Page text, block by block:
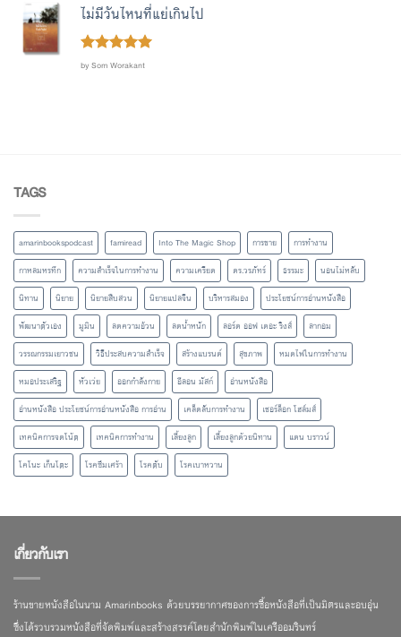
ไม่มีวันไหนที่แย่เกินไป
Rated5out
by Som Worakant
TAGS
amarinbookspodcast famiread Into The Magic Shop การขาย
การทำงาน
กาหลมหรทึก
ความสำเร็จในการทำงาน ความเครียด ดร.วรภัทร์ ธรรมะ
นอนไม่หลับ
นิทาน
นิยาย นิยายสืบสวน นิยายแปลจีน บริหารสมอง
ประโยชน์การอ่านหนังสือ
พัฒนาตัวเอง
มูมิน ลดความอ้วน ลดน้ำหนัก ลอร์ด ออฟ เดอะ ริงส์
ลากอม
วรรณกรรมเยาวชน
วิธีประสบความสำเร็จ สร้างแบรนด์ สุขภาพ
หมดไฟในการทำงาน
หมอประเสริฐ
หัวเว่ย ออกกำลังกาย อีลอน มัสก์
อ่านหนังสือ
อ่านหนังสือ ประโยชน์การอ่านหนังสือ การอ่าน
เคล็ดลับการทำงาน
เชอร์ล็อก โฮล์มส์
เทคนิคการจดโน้ต
เทคนิคการทำงาน เลี้ยงลูก เลี้ยงลูกด้วยนิทาน
แดน บราวน์
โคโนะ เก็นโตะ
โรคซึมเศร้า โรคตับ โรคเบาหวาน
เกี่ยวกับเรา
ร้านขายหนังสือในนาม Amarinbooks ด้วยบรรยากาศของการซื้อหนังสือที่เป็นมิตรและอบอุ่น
ซึ่งได้รวบรวมหนังสือที่จัดพิมพ์และสร้างสรรค์โดยสำนักพิมพ์ในเครืออมรินทร์